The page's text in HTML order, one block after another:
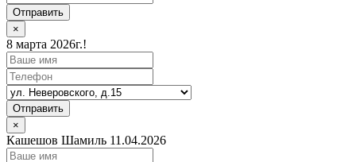
Отправить
×
8 марта 2026г.!
Отправить
×
Кашешов Шамиль 11.04.2026